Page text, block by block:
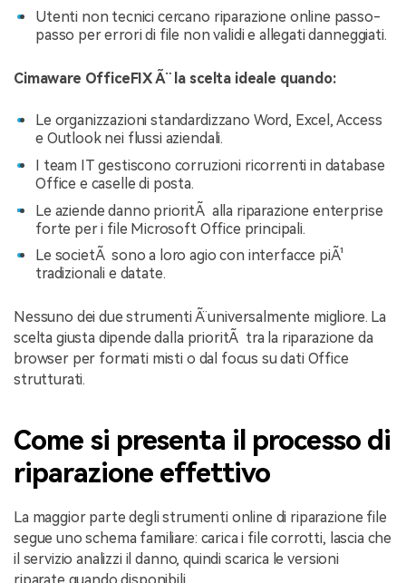
Utenti non tecnici cercano riparazione online passo-
passo per errori di file non validi e allegati danneggiati.
Cimaware OfficeFIX Ã¨ la scelta ideale quando:
Le organizzazioni standardizzano Word, Excel, Access
e Outlook nei flussi aziendali.
I team IT gestiscono corruzioni ricorrenti in database
Office e caselle di posta.
Le aziende danno prioritÃ alla riparazione enterprise
forte per i file Microsoft Office principali.
Le societÃ sono a loro agio con interfacce piÃ¹
tradizionali e datate.
Nessuno dei due strumenti Ã¨ universalmente migliore. La
scelta giusta dipende dalla prioritÃ tra la riparazione da
browser per formati misti o dal focus su dati Office
strutturati.
Come si presenta il processo di
riparazione effettivo
La maggior parte degli strumenti online di riparazione file
segue uno schema familiare: carica i file corrotti, lascia che
il servizio analizzi il danno, quindi scarica le versioni